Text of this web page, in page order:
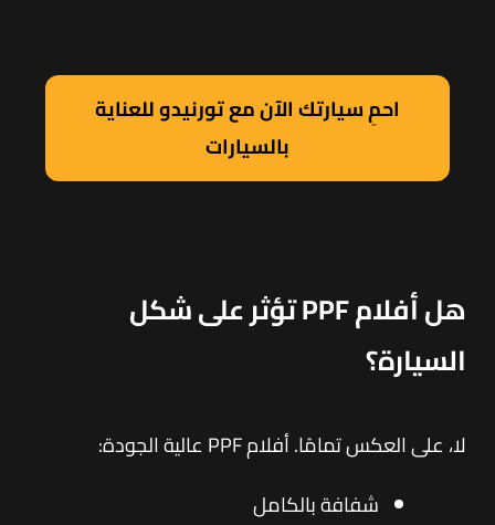
احمِ سيارتك الآن مع تورنيدو للعناية
بالسيارات
هل أفلام PPF تؤثر على شكل
السيارة؟
لا، على العكس تمامًا. أفلام PPF عالية الجودة:
شفافة بالكامل